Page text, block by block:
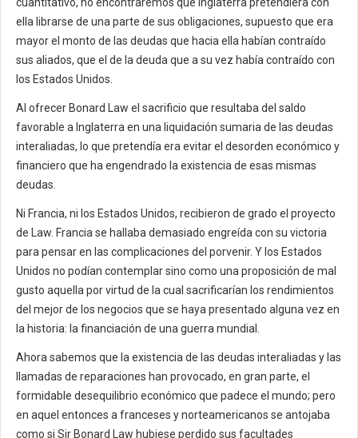
ella librarse de una parte de sus obligaciones, supuesto que era
mayor el monto de las deudas que hacia ella habían contraído
sus aliados, que el de la deuda que a su vez había contraído con
los Estados Unidos.
Al ofrecer Bonard Law el sacrificio que resultaba del saldo
favorable a Inglaterra en una liquidación sumaria de las deudas
interaliadas, lo que pretendía era evitar el desorden económico y
financiero que ha engendrado la existencia de esas mismas
deudas.
Ni Francia, ni los Estados Unidos, recibieron de grado el proyecto
de Law. Francia se hallaba demasiado engreída con su victoria
para pensar en las complicaciones del porvenir. Y los Estados
Unidos no podían contemplar sino como una proposición de mal
gusto aquella por virtud de la cual sacrificarían los rendimientos
del mejor de los negocios que se haya presentado alguna vez en
la historia: la financiación de una guerra mundial.
Ahora sabemos que la existencia de las deudas interaliadas y las
llamadas de reparaciones han provocado, en gran parte, el
formidable desequilibrio económico que padece el mundo; pero
en aquel entonces a franceses y norteamericanos se antojaba
como si Sir Bonard Law hubiese perdido sus facultades